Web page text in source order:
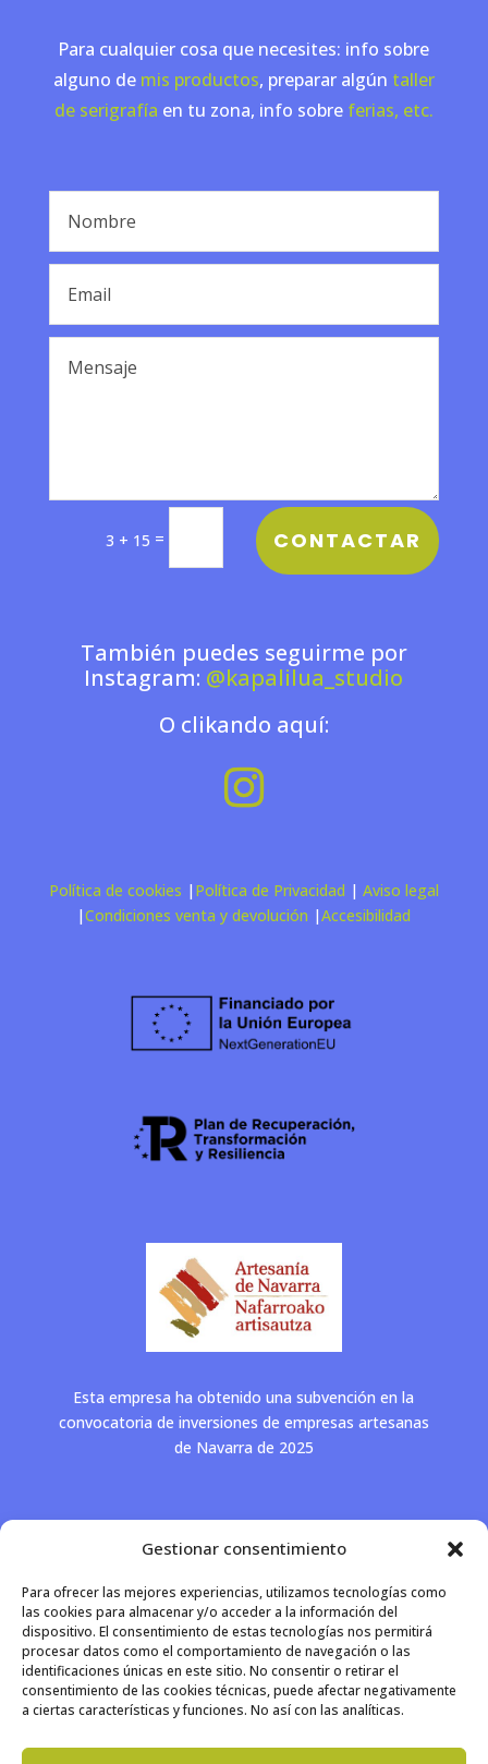
Gestionar consentimiento
Para ofrecer las mejores experiencias, utilizamos tecnologías como
las cookies para almacenar y/o acceder a la información del
dispositivo. El consentimiento de estas tecnologías nos permitirá
procesar datos como el comportamiento de navegación o las
identificaciones únicas en este sitio. No consentir o retirar el
consentimiento de las cookies técnicas, puede afectar negativamente
a ciertas características y funciones. No así con las analíticas.
Para cualquier cosa que necesites: info sobre
alguno de mis productos, preparar algún taller
de serigrafía en tu zona, info sobre ferias, etc.
3 + 15 = CONTACTAR
También puedes seguirme por
Instagram: @kapalilua_studio
O clikando aquí:
Política de cookies | Política de Privacidad | Aviso legal
|Condiciones venta y devolución |Accesibilidad
Esta empresa ha obtenido una subvención en la
convocatoria de inversiones de empresas artesanas
de Navarra de 2025